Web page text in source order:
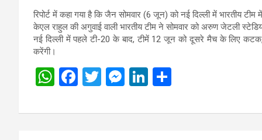
रिपोर्ट में कहा गया है कि जैन सोमवार (6 जून) को नई दिल्ली में भारतीय टीम
केएल राहुल की अगुवाई वाली भारतीय टीम ने सोमवार को अरुण जेटली
नई दिल्ली में पहले टी-20 के बाद, टीमें 12 जून को दूसरे मैच के लिए
करेंगी।
W
at
F
ce
T
tt
M
se
Li
ke ar